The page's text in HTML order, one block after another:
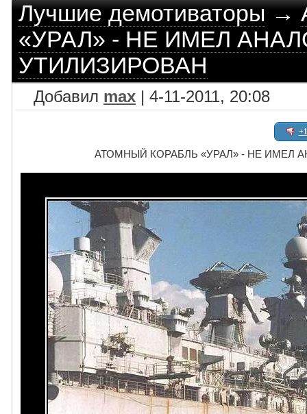
Лучшие демотиваторы→
«УРАЛ» - НЕ ИМЕЛ
УТИЛИЗИРОВАН
Добавил max | 4-11-2011, 20:08
АТОМНЫЙ КОРАБЛЬ «УРАЛ» - НЕ ИМЕЛ